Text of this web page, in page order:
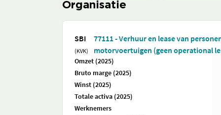
Organisatie
SBI
(KVK)
77111 - Verhuur en lease van
motorvoertuigen (geen operational
Omzet (2025)
Bruto marge (2025)
Winst (2025)
Totale activa (2025)
Werknemers